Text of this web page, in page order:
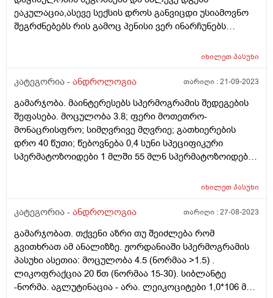
ეაკულაცია,ასევე სექსის დროს განვიცდი უსიამოვნო
შეგრძნებებს რის გამოც პენისი ვერ ინარჩუნებს
მკურნალობის მეთოდები და რამდენად შედეგიანია
იხილეთპასუხი
კატეგორია - ანდროლოგია თარიღი :21-09-2023
გამარჯობა. მაინტერესებს სპერმოგრამის შედეგების
შეფასება. მოცულობა 3.8; ფერი მოთეთრო-
მონაცრისფრო; სიმღვრივე მღვრიე; გათხიერების
დრო 40 წუთი; წებოვნება 0,4 სუნი სპეციფიკური
სპერმატოზოიდები 1 მლში 55 მლნ სპერმატოზოიდები
მკვდარი 20% პროგრესულად მოძრავი 50%
ნორმასთან) აკინეზისი 20 % ნორმ. ფორმის
პათოლოგიით 13% სპერმატოზოიდები ყელის
პათოლოგიით 12% (მომატებულია საზღვრებზე 2
პროცენტით) სპერმატოზოიდები კუდის პათოლოგიით
5 % სპერმატოგენეზის უჯრედები 1-2
სპერმაგლუტინაცია (+) რას ნიშნავს? ლეიკოციტი 4-5
იხილეთპასუხი
კატეგორია - ანდროლოგია თარიღი :27-08-2023
გამარჯობათ. თქვენი აზრი თუ შეიძლება რომ
გვითხრათ ამ ანალიზზე. ჟორდანიაში სპერმოგრამის
პასუხი ასეთია: მოცულობა 4.5 (ნორმაა >1.5) .
ლიკოფრაქცია 20 წთ (ნორმაა 15-30). სიბლანტე
-ნორმა. აგლუტინაცია - არა. ლეიკოციტები 1,0*106 მლ